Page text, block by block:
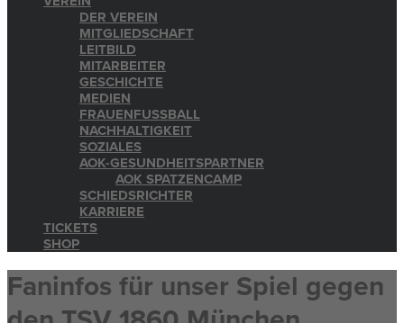
DER VEREIN
MITGLIEDSCHAFT
LEITBILD
MITARBEITER
GESCHICHTE
MEDIEN
FRAUENFUSSBALL
NACHHALTIGKEIT
SOZIALES
AOK-GESUNDHEITSPARTNER
AOK SPATZENCAMP
SCHIEDSRICHTER
KARRIERE
TICKETS
SHOP
Faninfos für unser Spiel gegen